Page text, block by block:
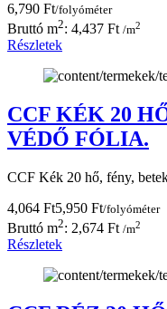
6,790 Ft/folyóméter
Bruttó m2: 4,437 Ft /m2
Részletek
CCF KÉK 20
VÉDŐ FÓLIA.
CCF Kék 20 hő, fény,
4,064 Ft5,950 Ft/folyóméter
Bruttó m2: 2,674 Ft /m2
Részletek